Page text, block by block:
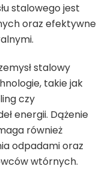
stalowego jest
oraz efektywne
stalowy
takie jak
czy
energii. Dążenie
również
odpadami oraz
wtórnych.